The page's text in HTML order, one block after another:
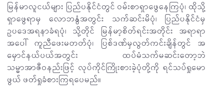
မြန်မာလူငယ်များ ပြည်ပနိုင်ငံတွင် ဝမ်းစာရှာဖွေနေကြပုံ၊ ထိုသို့
ရှာဖွေရာမှ လောဘနွံအတွင်း သက်ဆင်းမိပုံ၊ ပြည်ပနိုင်ငံမှ
ဥပဒေအရနာခံရပုံ၊ သို့တိုင် မြန်မာ့စိတ်ရင်းအတိုင်း အရာရာ
အပေါ် ကူညီဖေးမတတ်ပုံ၊ ပြစ်ဒဏ်မှလွတ်ကင်းချိန်တွင် အ
မှောင်နယ်ပယ်အတွင်း ထပ်မံသက်မဆင်းတော့ဘဲ
သမ္မာအာဇီဝနည်းဖြင့် လုပ်ကိုင်ကြိုးစားခဲ့ပုံတို့ကို ရင်သပ်ရှုမော
ဖွယ် ဖတ်ရှုခံစားကြရပေမည်။